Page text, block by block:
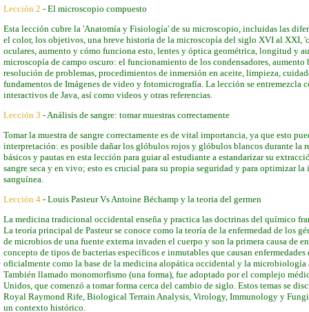
Lección 2 - El microscopio compuesto
Esta lección cubre la 'Anatomía y Fisiología' de su microscopio, incluidas las
el color, los objetivos, una breve historia de la microscopía del siglo XVI al XXI,
oculares, aumento y cómo funciona esto, lentes y óptica geométrica, longitud y
microscopía de campo oscuro: el funcionamiento de los condensadores,
resolución de problemas, procedimientos de inmersión en aceite, limpieza,
fundamentos de Imágenes de video y fotomicrografía. La lección se entremezcla
interactivos de Java, así como videos y otras referencias.
Lección 3 - Análisis de sangre: tomar muestras correctamente
Tomar la muestra de sangre correctamente es de vital importancia, ya que esto
interpretación: es posible dañar los glóbulos rojos y glóbulos blancos durante la
básicos y pautas en esta lección para guiar al estudiante a estandarizar su
sangre seca y en vivo; esto es crucial para su propia seguridad y para optimizar
sanguínea.
Lección 4 - Louis Pasteur Vs Antoine Béchamp y la teoria del germen
La medicina tradicional occidental enseña y practica las doctrinas del químico
La teoría principal de Pasteur se conoce como la teoría de la enfermedad de los
de microbios de una fuente externa invaden el cuerpo y son la primera causa de
concepto de tipos de bacterias específicos e inmutables que causan
oficialmente como la base de la medicina alopática occidental y la
También llamado monomorfismo (una forma), fue adoptado por el complejo
Unidos, que comenzó a tomar forma cerca del cambio de siglo. Estos temas se
Royal Raymond Rife, Biological Terrain Analysis, Virology, Immunology y
un contexto histórico.